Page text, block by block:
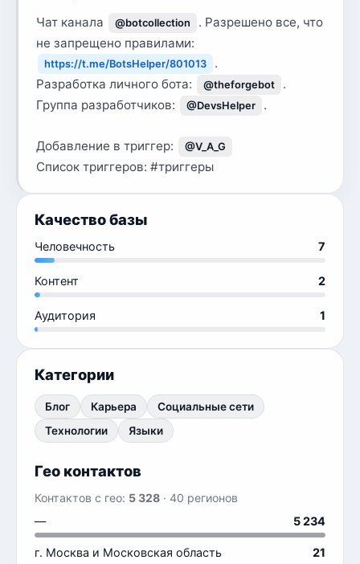
Чат канала @botcollection
. Разрешено все, что
не запрещено правилами:
https://t.me/BotsHelper/801013
.
Разработка личного бота:
@theforgebot
.
Группа разработчиков:
@DevsHelper .
Добавление в триггер: @V_A_G
Список триггеров: #триггеры
Качество базы
Человечность 7
Контент 2
Аудитория 1
Категории
Блог Карьера
Социальные сети
Технологии
Языки
Гео контактов
Контактов с гео: 5 328 · 40 регионов
—
5 234
г. Москва и Московская область 21